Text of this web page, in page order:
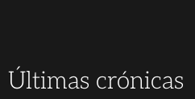
Últimas crónicas